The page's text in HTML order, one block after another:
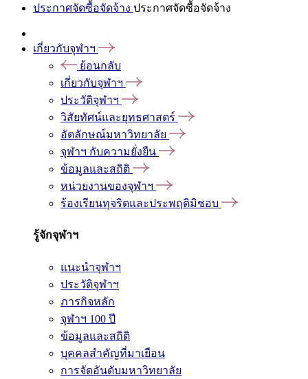
ประกาศจัดซื้อจัดจ้าง ประกาศจัดซื้อจัดจ้าง
เกี่ยวกับจุฬาฯ
ย้อนกลับ
เกี่ยวกับจุฬาฯ
ประวัติจุฬาฯ
วิสัยทัศน์และยุทธศาสตร์
อัตลักษณ์มหาวิทยาลัย
จุฬาฯ กับความยั่งยืน
ข้อมูลและสถิติ
หน่วยงานของจุฬาฯ
ร้องเรียนทุจริตและประพฤติมิชอบ
รู้จักจุฬาฯ
แนะนำจุฬาฯ
ประวัติจุฬาฯ
ภารกิจหลัก
จุฬาฯ 100 ปี
ข้อมูลและสถิติ
บุคคลสำคัญที่มาเยือน
การจัดอันดับมหาวิทยาลัย